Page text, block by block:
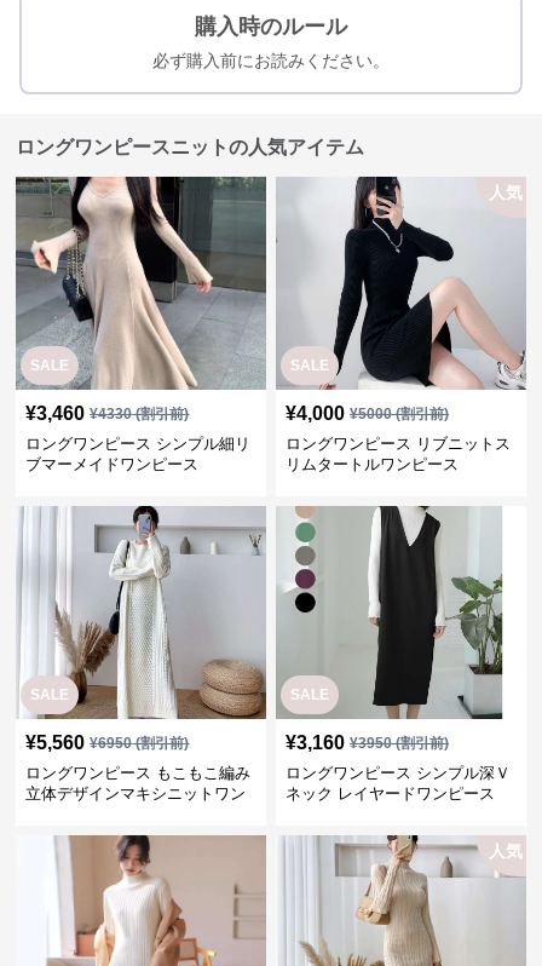
購入時のルール
必ず購入前にお読みください。
ロングワンピースニットの人気アイテム
SALE
¥3,460 ¥4330(割引前)
ロングワンピース シンプル細リ
ブマーメイドワンピース
SALE
人気
¥4,000 ¥5000(割引前)
ロングワンピース リブニットス
リムタートルワンピース
SALE
¥5,560 ¥6950(割引前)
ロングワンピース もこもこ編み
立体デザインマキシニットワン
SALE
¥3,160 ¥3950(割引前)
ロングワンピース シンプル深Ｖ
ネック レイヤードワンピース
人気